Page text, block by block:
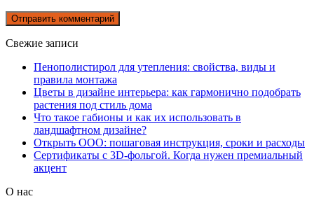
Свежие записи
Пенополистирол для утепления: свойства, виды и
правила монтажа
Цветы в дизайне интерьера: как гармонично подобрать
растения под стиль дома
Что такое габионы и как их использовать в
ландшафтном дизайне?
Открыть ООО: пошаговая инструкция, сроки и расходы
Сертификаты с 3D-фольгой. Когда нужен премиальный
акцент
О нас